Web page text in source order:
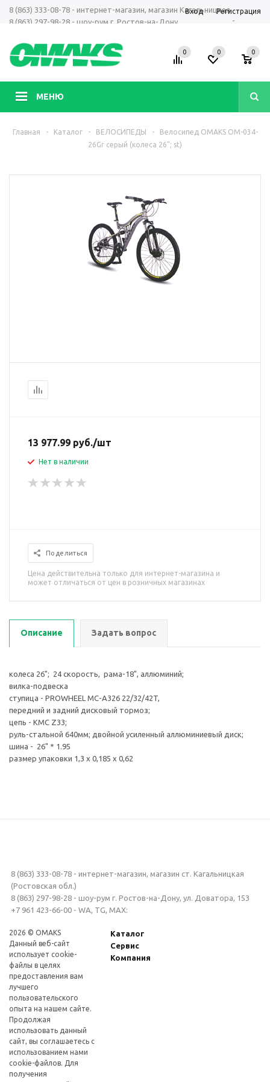
8 (863) 333-08-78 - интернет-магазин, магазин Кагальницкая
8 (863) 297-98-28 - шоу-рум г. Ростов-на-Дону
-
Вход Регистрация
МЕНЮ
0 0 0
Главная - Каталог - ВЕЛОСИПЕДЫ -
Велосипед OMAKS OM-034-
26Gr серый (колеса 26"; st)
13 977.99 руб./шт
Нет в наличии
Поделиться
Цена действительна только для интернет-магазина и
может отличаться от цен в розничных магазинах
Описание Задать вопрос
колеса 26"; 24 скорость, рама-18", аллюминий;
вилка-подвеска
ступица - PROWHEEL MC-A326 22/32/42T,
передний и задний дисковый тормоз;
цепь - KMC Z33;
руль-стальной 640мм; двойной усиленный аллюминиевый диск;
шина - 26" * 1.95
размер упаковки 1,3 х 0,185 х 0,62
8 (863) 333-08-78 - интернет-магазин, магазин ст. Кагальницкая
(Ростовская обл.)
8 (863) 297-98-28 - шоу-рум г. Ростов-на-Дону, ул. Доватора, 153
+7 961 423-66-00 - WA, TG, MAX:
2026 © OMAKS
Данный веб-сайт
использует cookie-
файлы в целях
предоставления вам
лучшего
пользовательского
опыта на нашем сайте.
Продолжая
использовать данный
сайт, вы соглашаетесь с
использованием нами
cookie-файлов. Для
получения
Каталог
Сервис
Компания